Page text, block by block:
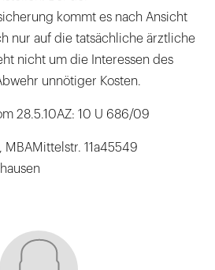
kommt es nach Ansicht
nur auf die tatsächliche ärztliche
nicht um die Interessen des
unnötiger Kosten.
28.5.10AZ: 10 U 686/09
11a45549